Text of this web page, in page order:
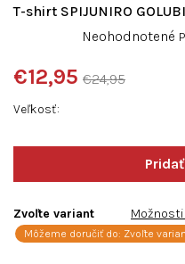
Veľkosť
€24,95
€12,95
cena:
Zvoľte variant
Môžeme doručiť do: Zvoľte
T-shirt SPIJUNIRO
produktu
je
0,0
Neohodnotené